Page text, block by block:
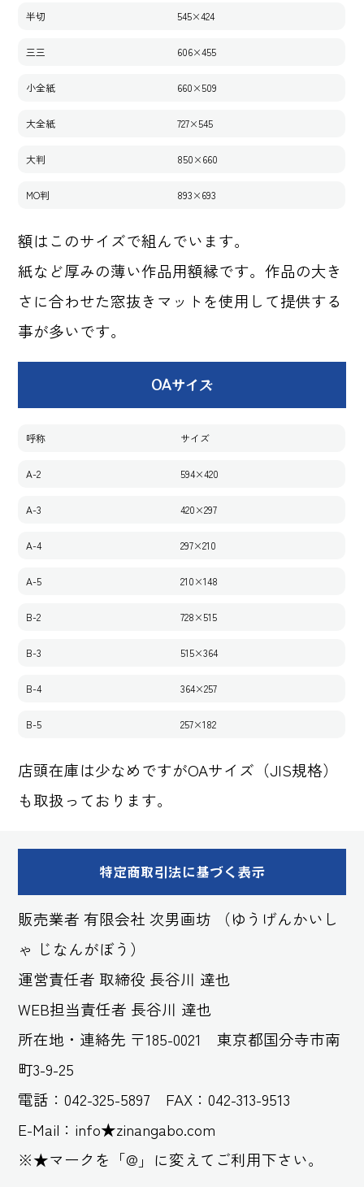
半切 545×424
三三 606×455
小全紙 660×509
大全紙 727×545
大判 850×660
MO判 893×693
額はこのサイズで組んでいます。
紙など厚みの薄い作品用額縁です。作品の大き
さに合わせた窓抜きマットを使用して提供する
事が多いです。
OAサイズ
呼称 サイズ
A-2 594×420
A-3 420×297
A-4 297×210
A-5 210×148
B-2 728×515
B-3 515×364
B-4 364×257
B-5 257×182
店頭在庫は少なめですがOAサイズ（JIS規格）
も取扱っております。
特定商取引法に基づく表示
販売業者 有限会社 次男画坊 （ゆうげんかいし
ゃ じなんがぼう）
運営責任者 取締役 長谷川 達也
WEB担当責任者 長谷川 達也
所在地・連絡先 〒185-0021 東京都国分寺市南
町3-9-25
電話：042-325-5897 FAX：042-313-9513
E-Mail：info★zinangabo.com
※★マークを「@」に変えてご利用下さい。